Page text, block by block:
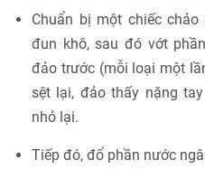
Chuẩn bị một chiếc
đun khô, sau đó vớt
đảo trước (mỗi loại một
sệt lại, đảo thấy nặng
nhỏ lại.
Tiếp đó, đổ phần nước